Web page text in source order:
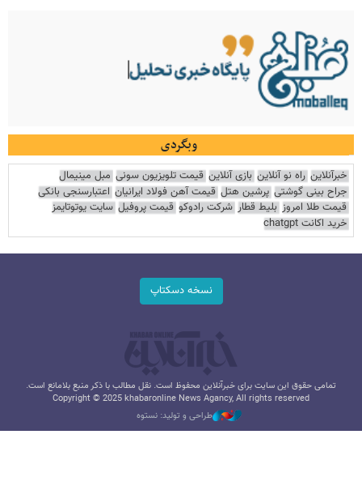
وبگردی
خبرآنلاین راه نو آنلاین بازی آنلاین قیمت تلویزیون سونی مبل مینیمال
جراح بینی گوشتی پرشین هتل قیمت آهن فولاد ایرانیان اعتبارسنجی بانکی
قیمت طلا امروز بلیط قطار شرکت رادوکو قیمت پروفیل سایت یوتوتایمز
خرید اکانت chatgpt
نسخه دسکتاپ
تمامی حقوق این سایت برای خبرآنلاین محفوظ است. نقل مطالب با ذکر منبع بلامانع است.
Copyright © 2025 khabaronline News Agancy, All rights reserved
طراحی و تولید: نستوه